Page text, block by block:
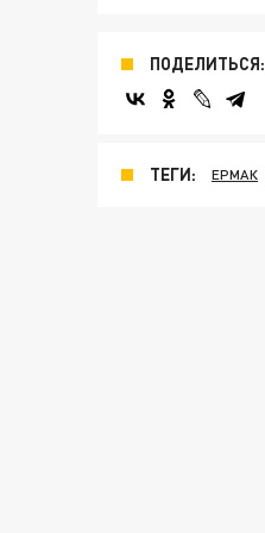
ПОДЕЛИТЬСЯ:
ТЕГИ: ЕРМАК